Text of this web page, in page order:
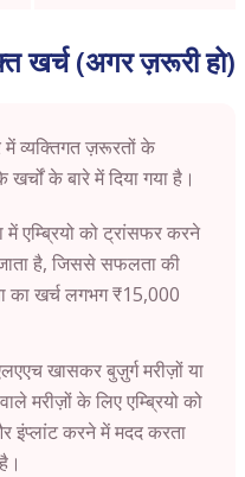
खर्च (अगर ज़रूरी हो)
में व्यक्तिगत ज़रूरतों के
के बारे में दिया गया है।
एम्ब्रियो को ट्रांसफर करने
है, जिससे सफलता की
का खर्च लगभग ₹15,000
खासकर बुज़ुर्ग मरीज़ों या
मरीज़ों के लिए एम्ब्रियो को
इंप्लांट करने में मदद करता